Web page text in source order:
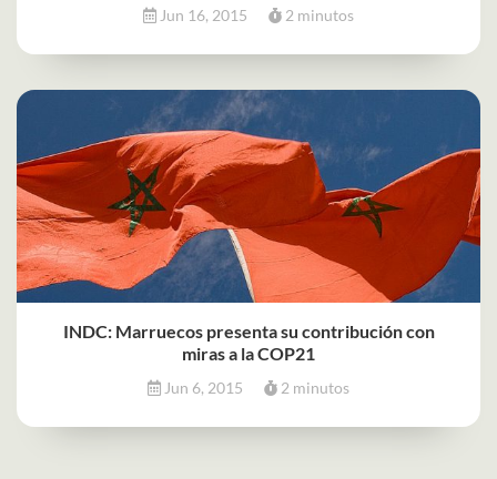
Jun 16, 2015 2 minutos
INDC: Marruecos presenta su contribución con
miras a la COP21
Jun 6, 2015 2 minutos